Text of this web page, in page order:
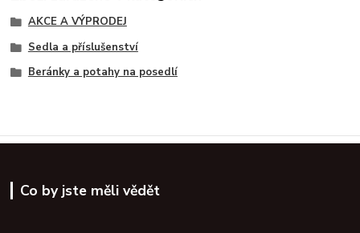
AKCE A VÝPRODEJ
Sedla a příslušenství
Beránky a potahy na posedlí
Co by jste měli vědět